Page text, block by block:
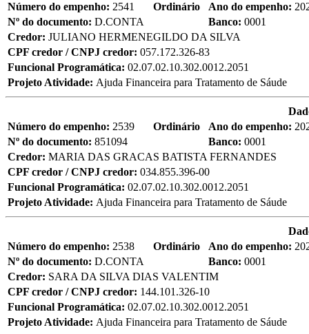
Número do empenho: 2541 Ordinário Ano do empenho:
Nº do documento: D.CONTA Banco: 0001
Credor: JULIANO HERMENEGILDO DA SILVA
CPF credor / CNPJ credor: 057.172.326-83
Funcional Programática: 02.07.02.10.302.0012.2051
Projeto Atividade: Ajuda Financeira para Tratamento de Sáude
Número do empenho: 2539 Ordinário Ano do empenho:
Nº do documento: 851094 Banco: 0001
Credor: MARIA DAS GRACAS BATISTA FERNANDES
CPF credor / CNPJ credor: 034.855.396-00
Funcional Programática: 02.07.02.10.302.0012.2051
Projeto Atividade: Ajuda Financeira para Tratamento de Sáude
Número do empenho: 2538 Ordinário Ano do empenho:
Nº do documento: D.CONTA Banco: 0001
Credor: SARA DA SILVA DIAS VALENTIM
CPF credor / CNPJ credor: 144.101.326-10
Funcional Programática: 02.07.02.10.302.0012.2051
Projeto Atividade: Ajuda Financeira para Tratamento de Sáude